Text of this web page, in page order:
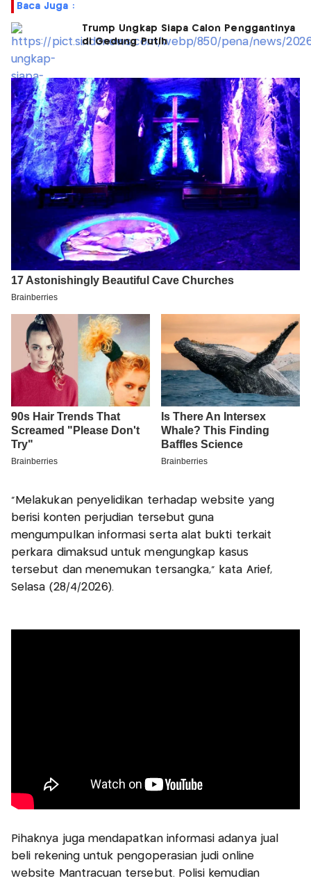
Baca Juga :
Trump Ungkap Siapa Calon Penggantinya
di Gedung Putih
"Melakukan penyelidikan terhadap website yang
berisi konten perjudian tersebut guna
mengumpulkan informasi serta alat bukti terkait
perkara dimaksud untuk mengungkap kasus
tersebut dan menemukan tersangka," kata Arief,
Selasa (28/4/2026).
Pihaknya juga mendapatkan informasi adanya jual
beli rekening untuk pengoperasian judi online
website Mantracuan tersebut. Polisi kemudian